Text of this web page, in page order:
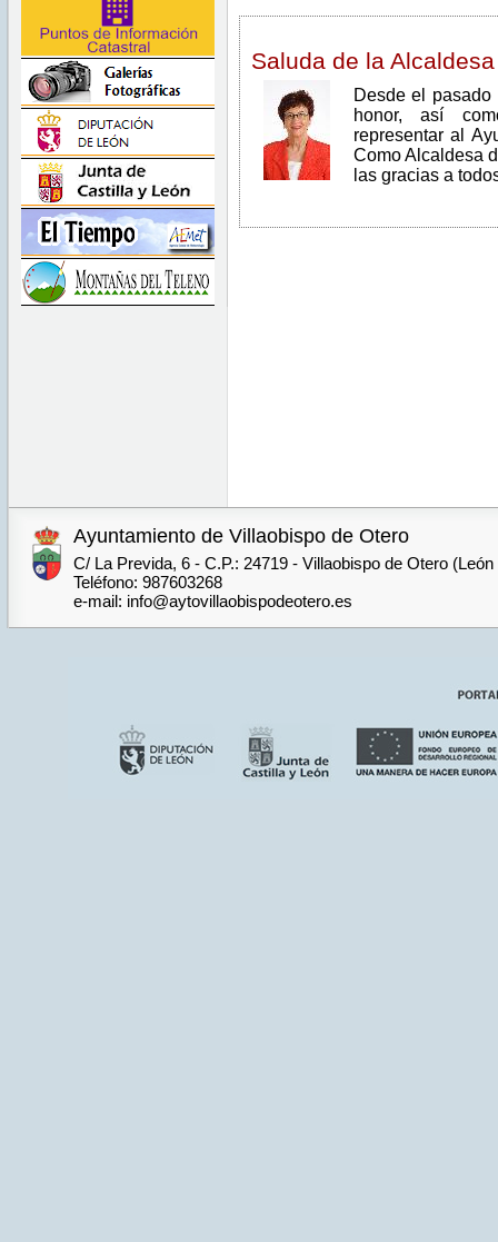
Saluda de la Alcaldesa
Desde el
honor, así
representar al
Como Alcaldesa
las gracias a
Ayuntamiento de Villaobispo de Otero
C/ La Previda, 6 - C.P.: 24719 - Villaobispo de Otero
Teléfono: 987603268
e-mail: info@aytovillaobispodeotero.es